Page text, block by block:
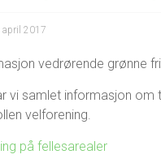
april 2017
vedrørende grønne
vi samlet informasjon
velforening.
på fellesarealer